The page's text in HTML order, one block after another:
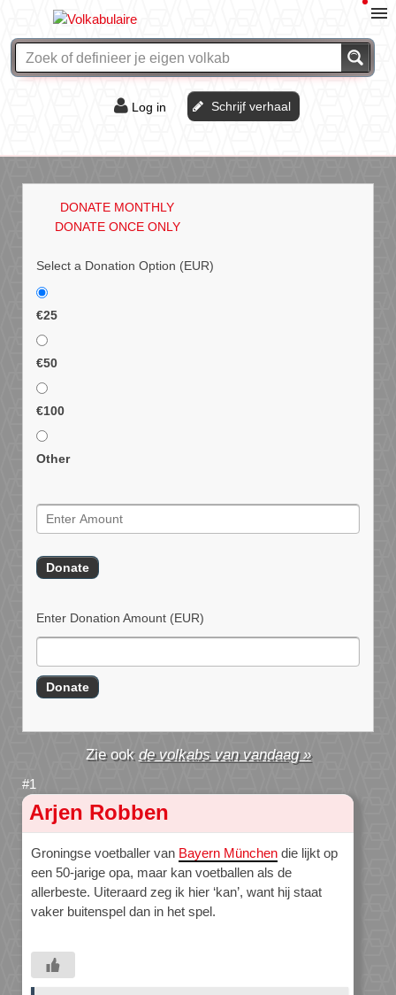
Log in Schrijf verhaal
DONATE MONTHLY
DONATE ONCE ONLY
Select a Donation Option (EUR)
€25
€50
€100
Other
Enter Donation Amount (EUR)
de volkabs van vandaag »
Arjen Robben
Groningse voetballer van Bayern München die lijkt op
een 50-jarige opa, maar kan voetballen als de
allerbeste. Uiteraard zeg ik hier ‘kan’, want hij staat
vaker buitenspel dan in het spel.